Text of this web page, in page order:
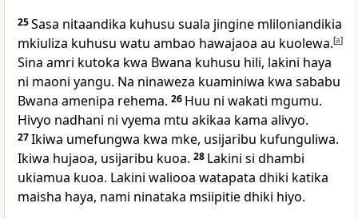
25Sasa nitaandika kuhusu suala jingine mliloniandikia
mkiuliza kuhusu watu ambao hawajaoa au kuolewa.[a]
Sina amri kutoka kwa Bwana kuhusu hili, lakini haya
ni maoni yangu. Na ninaweza kuaminiwa kwa sababu
Bwana amenipa rehema. 26 Huu ni wakati mgumu.
Hivyo nadhani ni vyema mtu akikaa kama alivyo.
27Ikiwa umefungwa kwa mke, usijaribu kufunguliwa.
Ikiwa hujaoa, usijaribu kuoa. 28 Lakini si dhambi
ukiamua kuoa. Lakini waliooa watapata dhiki katika
maisha haya, nami ninataka msiipitie dhiki hiyo.